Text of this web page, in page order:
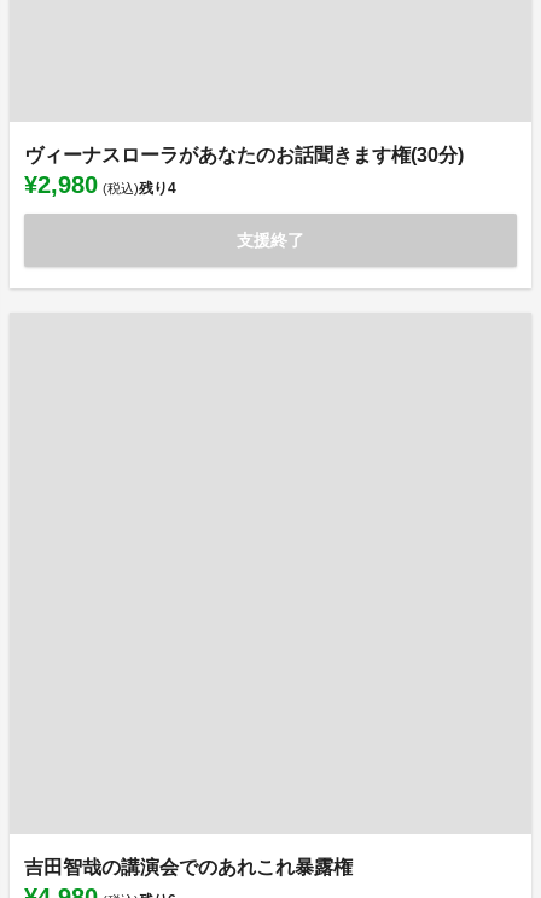
ヴィーナスローラがあなたのお話聞きます権(30分)
¥2,980 (税込)残り4
支援終了
吉田智哉の講演会でのあれこれ暴露権